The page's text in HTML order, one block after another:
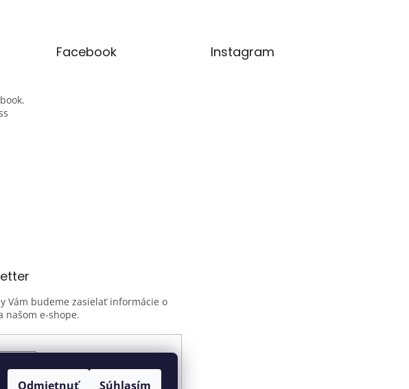
Odmietnuť Súhlasím
Facebook Instagram
Vám budeme zasielať informácie o
našom e-shope.
s
podmienkami ochrany